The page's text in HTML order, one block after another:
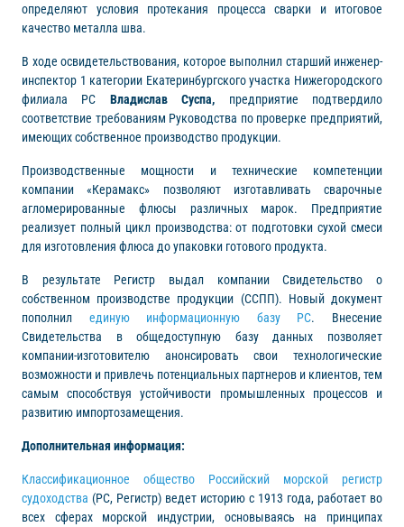
определяют условия протекания процесса сварки и итоговое
качество металла шва.
В ходе освидетельствования, которое выполнил старший инженер-
инспектор 1 категории Екатеринбургского участка Нижегородского
филиала РС Владислав Суспа, предприятие подтвердило
соответствие требованиям Руководства по проверке предприятий,
имеющих собственное производство продукции.
Производственные мощности и технические компетенции
компании «Керамакс» позволяют изготавливать сварочные
агломерированные флюсы различных марок. Предприятие
реализует полный цикл производства: от подготовки сухой смеси
для изготовления флюса до упаковки готового продукта.
В результате Регистр выдал компании Свидетельство о
собственном производстве продукции (ССПП). Новый документ
пополнил единую информационную базу РС. Внесение
Свидетельства в общедоступную базу данных позволяет
компании-изготовителю анонсировать свои технологические
возможности и привлечь потенциальных партнеров и клиентов, тем
самым способствуя устойчивости промышленных процессов и
развитию импортозамещения.
Дополнительная информация:
Классификационное общество Российский морской регистр
судоходства (РС, Регистр) ведет историю с 1913 года, работает во
всех сферах морской индустрии, основываясь на принципах